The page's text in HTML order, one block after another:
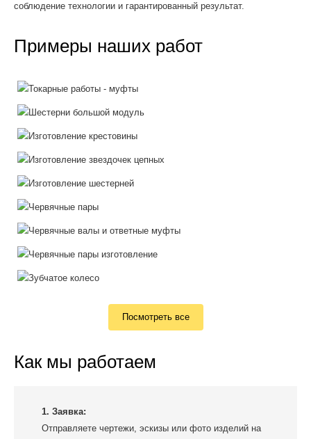
соблюдение технологии и гарантированный результат.
Примеры наших работ
Посмотреть все
Как мы работаем
1. Заявка:
Отправляете чертежи, эскизы или фото изделий на